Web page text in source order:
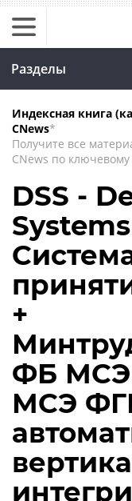
Разделы
Индексная книга
CNews*
Получите все
CNews по ключевому
DSS -
+
ФБ
МСЭ